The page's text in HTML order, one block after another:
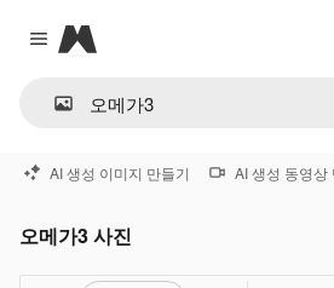
Close menu
Magnific
AI 생성 이미지 만들기 AI 생성 동영상
오메가3 사진